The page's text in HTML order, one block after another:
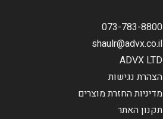
073-783-8800
shaulr@advx.co.il
ADVX LTD
הצהרת נגישות
מדיניות החזרת מוצרים
תקנון האתר